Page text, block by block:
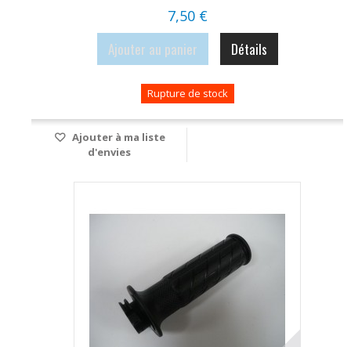
7,50 €
Ajouter au panier Détails
Rupture de stock
Ajouter à ma liste
d'envies